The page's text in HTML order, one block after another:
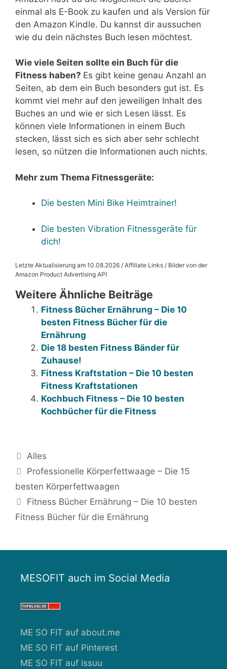
einmal als E-Book zu kaufen und als Version für
den Amazon Kindle. Du kannst dir aussuchen
wie du dein nächstes Buch lesen möchtest.
Wie viele Seiten sollte ein Buch für die
Fitness haben? Es gibt keine genau Anzahl an
Seiten, ab dem ein Buch besonders gut ist. Es
kommt viel mehr auf den jeweiligen Inhalt des
Buches an und wie er sich Lesen lässt. Es
können viele Informationen in einem Buch
stecken, lässt sich es sich aber sehr schlecht
lesen, so nützen die Informationen auch nichts.
Mehr zum Thema Fitnessgeräte:
Die besten Mini Bike Heimtrainer!
Die besten Vibration Fitnessgeräte für
dich!
Letzte Aktualisierung am 10.08.2026 / Affiliate Links / Bilder von der
Amazon Product Advertising API
Weitere Ähnliche Beiträge
Fitness Bücher Ernährung – Die 10
besten Fitness Bücher für die
Ernährung
Die 18 besten Fitness Bänder für
Zuhause!
Fitness Kraftstation – Die 10 besten
Fitness Kraftstationen
Kochbuch Fitness – Die 10 besten
Kochbücher für die Fitness
Kategorien
Alles
Beitrags-
Navigation
Professionelle Körperfettwaage – Die 15
besten Körperfettwaagen
Fitness Bücher Ernährung – Die 10 besten
Fitness Bücher für die Ernährung
MESOFIT auch im Social Media
ME SO FIT auf about.me
ME SO FIT auf Pinterest
ME SO FIT auf issuu